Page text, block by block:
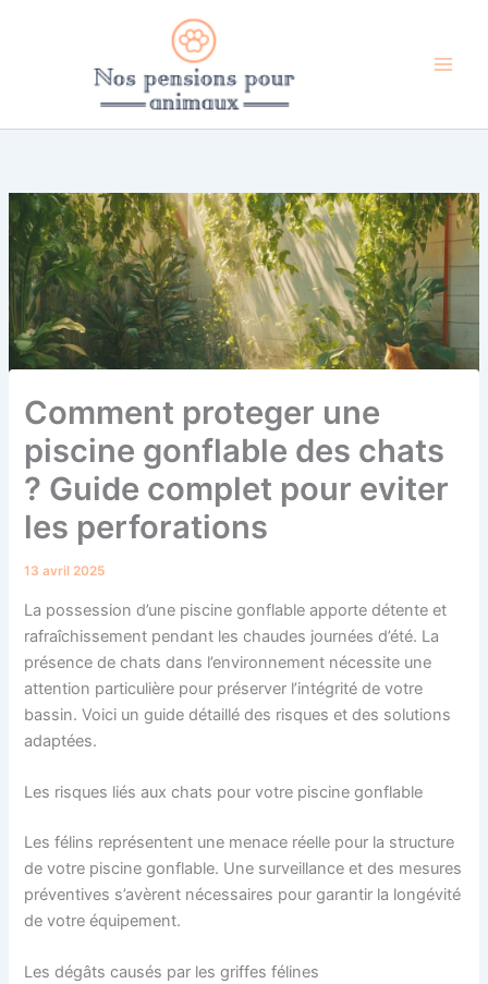
Comment proteger une
piscine gonflable des chats
? Guide complet pour eviter
les perforations
13 avril 2025
La possession d’une piscine gonflable apporte détente et
rafraîchissement pendant les chaudes journées d’été. La
présence de chats dans l’environnement nécessite une
attention particulière pour préserver l’intégrité de votre
bassin. Voici un guide détaillé des risques et des solutions
adaptées.
Les risques liés aux chats pour votre piscine gonflable
Les félins représentent une menace réelle pour la structure
de votre piscine gonflable. Une surveillance et des mesures
préventives s’avèrent nécessaires pour garantir la longévité
de votre équipement.
Les dégâts causés par les griffes félines